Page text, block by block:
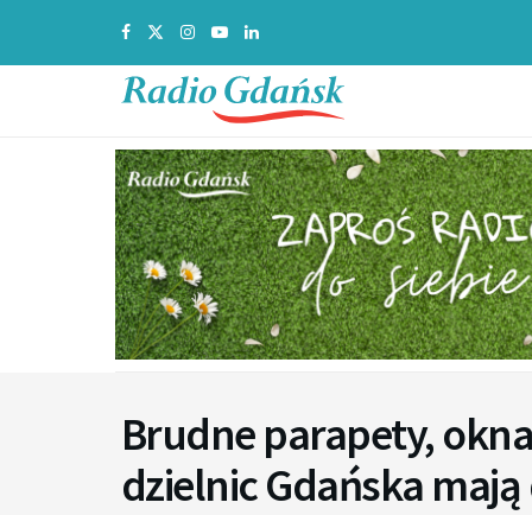
Brudne parapety,
dzielnic Gdańska